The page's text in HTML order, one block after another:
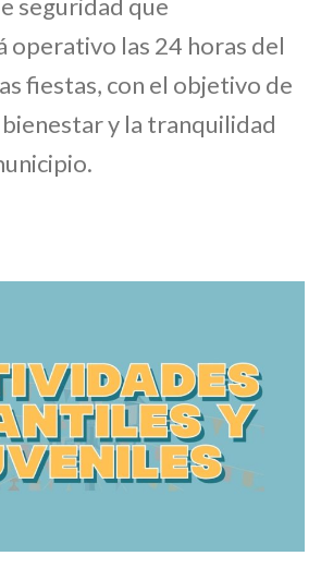
seguridad que
operativo las 24 horas del
fiestas, con el objetivo de
y la tranquilidad